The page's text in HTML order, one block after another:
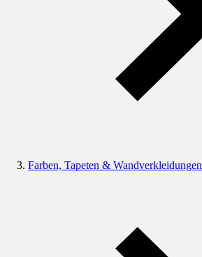
Farben, Tapeten & Wandverkleidungen